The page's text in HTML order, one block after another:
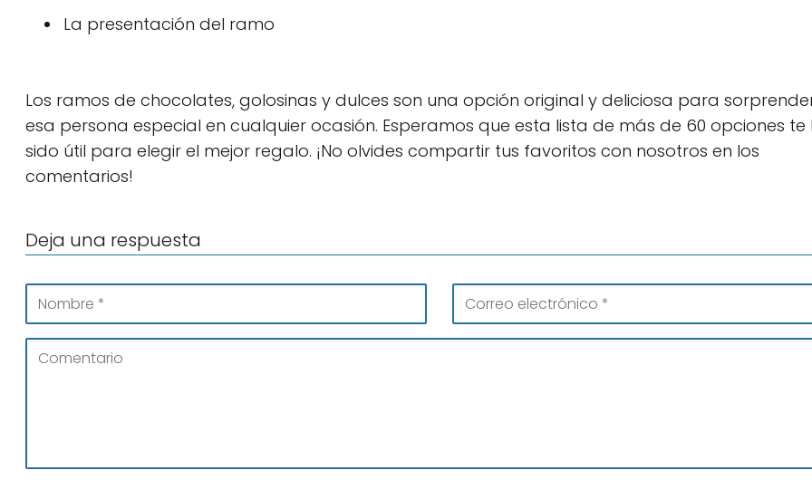
La presentación del ramo
Los ramos de chocolates, golosinas y dulces son una opción original y deliciosa para
esa persona especial en cualquier ocasión. Esperamos que esta lista de más de 60 opciones
sido útil para elegir el mejor regalo. ¡No olvides compartir tus favoritos con nosotros en los
comentarios!
Deja una respuesta